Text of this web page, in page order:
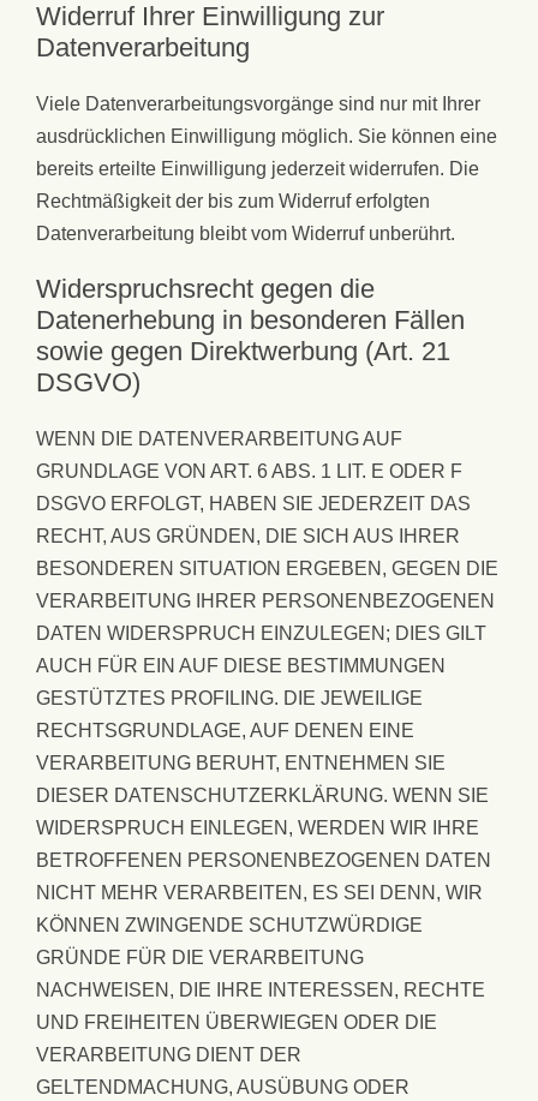
Widerruf Ihrer Einwilligung zur
Datenverarbeitung
Viele Datenverarbeitungsvorgänge sind nur mit Ihrer
ausdrücklichen Einwilligung möglich. Sie können eine
bereits erteilte Einwilligung jederzeit widerrufen. Die
Rechtmäßigkeit der bis zum Widerruf erfolgten
Datenverarbeitung bleibt vom Widerruf unberührt.
Widerspruchsrecht gegen die
Datenerhebung in besonderen Fällen
sowie gegen Direktwerbung (Art. 21
DSGVO)
WENN DIE DATENVERARBEITUNG AUF
GRUNDLAGE VON ART. 6 ABS. 1 LIT. E ODER F
DSGVO ERFOLGT, HABEN SIE JEDERZEIT DAS
RECHT, AUS GRÜNDEN, DIE SICH AUS IHRER
BESONDEREN SITUATION ERGEBEN, GEGEN DIE
VERARBEITUNG IHRER PERSONENBEZOGENEN
DATEN WIDERSPRUCH EINZULEGEN; DIES GILT
AUCH FÜR EIN AUF DIESE BESTIMMUNGEN
GESTÜTZTES PROFILING. DIE JEWEILIGE
RECHTSGRUNDLAGE, AUF DENEN EINE
VERARBEITUNG BERUHT, ENTNEHMEN SIE
DIESER DATENSCHUTZERKLÄRUNG. WENN SIE
WIDERSPRUCH EINLEGEN, WERDEN WIR IHRE
BETROFFENEN PERSONENBEZOGENEN DATEN
NICHT MEHR VERARBEITEN, ES SEI DENN, WIR
KÖNNEN ZWINGENDE SCHUTZWÜRDIGE
GRÜNDE FÜR DIE VERARBEITUNG
NACHWEISEN, DIE IHRE INTERESSEN, RECHTE
UND FREIHEITEN ÜBERWIEGEN ODER DIE
VERARBEITUNG DIENT DER
GELTENDMACHUNG, AUSÜBUNG ODER